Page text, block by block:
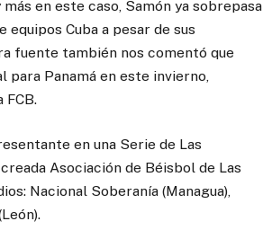
en este caso, Samón ya sobrepasa
Cuba a pesar de sus
fuente también nos comentó que
Panamá en este invierno,
FCB.
en una Serie de Las
Asociación de Béisbol de Las
Nacional Soberanía (Managua),